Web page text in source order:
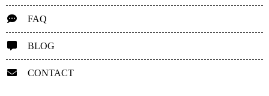
FAQ
BLOG
CONTACT